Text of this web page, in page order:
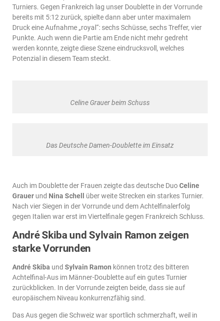
Turniers. Gegen Frankreich lag unser Doublette in der Vorrunde
bereits mit 5:12 zurück, spielte dann aber unter maximalem
Druck eine Aufnahme „royal“: sechs Schüsse, sechs Treffer, vier
Punkte. Auch wenn die Partie am Ende nicht mehr gedreht
werden konnte, zeigte diese Szene eindrucksvoll, welches
Potenzial in diesem Team steckt.
Celine Grauer beim Schuss
Das Deutsche Damen-Doublette im Einsatz
Auch im Doublette der Frauen zeigte das deutsche DuoCeline
Grauer und Nina Schell
über weite Strecken ein starkes Turnier.
Nach vier Siegen in der Vorrunde und dem Achtelfinalerfolg
gegen Italien war erst im Viertelfinale gegen Frankreich Schluss.
André Skiba und Sylvain Ramon zeigen
starke Vorrunden
André Skiba und Sylvain Ramon können trotz des bitteren
Achtelfinal-Aus im Männer-Doublette auf ein gutes Turnier
zurückblicken. In der Vorrunde zeigten beide, dass sie auf
europäischem Niveau konkurrenzfähig sind.
Das Aus gegen die Schweiz war sportlich schmerzhaft, weil in